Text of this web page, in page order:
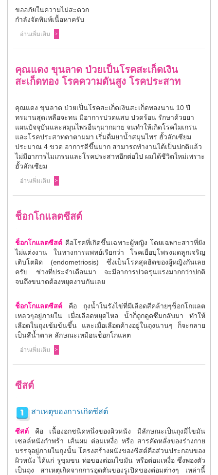
ขออภัยในความไม่สะดวก
กำลังจัดพิมพ์เนื้อหาครับ
อ่านเพิ่มเติม
คุณแดง ขุนลาด ป่วยเป็นโรคสะเก็ดเงิน
สะเก็ดทอง โรคความดันสูง โรคประสาท
คุณแดง ขุนลาด ป่วยเป็นโรคสะเก็ดเงินสะเก็ดทองนาน 10 ปี
ทรมานสุดเหลือจะทน มีอาการปวดแสบ ปวดร้อน รักษาด้วยยา
แผนปัจจุบันและสมุนไพรอื่นๆมากมาย จนทำให้เกิดโรคไมเกรน
และโรคประสาทตาตามมา เริ่มดื่มยาน้ำสมุนไพร ฮั้วลักเซียม
ประมาณ 4 ขวด อาการดีขึ้นมาก สามารถทำงานได้เป็นปกติแล้ว
ไม่มีอาการไมเกรนและโรคประสาทอีกต่อไป ผมได้ชีวิตใหม่เพราะ
ฮั้วลักเซียม
อ่านเพิ่มเติม
ช็อกโกแลตซีสต์
ช็อกโกแลตซีสต์ คือโรคที่เกิดขึ้นเฉพาะผู้หญิง โดยเฉพาะสาวที่ยัง
ไม่แต่งงาน ในทางการแพทย์เรียกว่า โรคเยื่อบุโพรงมดลูกเจริญ
เติบโตผิด (endometriosis) ซึ่งเป็นโรคสุดฮิตของผู้หญิงกันเลย
ครับ ช่วงที่ประจำเดือนมา จะมีอาการปวดรุนแรงมากกว่าปกติ
จนถึงขนาดต้องหยุดงานกันเลย
ช็อกโกแลตซีสต์ คือ ถุงน้ำในรังไข่ที่มีเลือดสีคล้ายๆช็อกโกแลต
เหลวๆอยู่ภายใน เมื่อเลือดหยุดไหล น้ำก็ถูกดูดซึมกลับมา ทำให้
เลือดในถุงเข้มข้นขึ้น และเมื่อเลือดค้างอยู่ในถุงนานๆ ก็จะกลาย
เป็นสีน้ำตาล ลักษณะเหมือนช็อกโกแลต
อ่านเพิ่มเติม
ซีสต์
สาเหตุของการเกิดซีสต์
ซีสต์ คือ เนื้องอกชนิดหนึ่งของผิวหนัง มีลักษณะเป็นถุงมีไขมัน
เซลล์หนังกำพร้า เส้นผม ต่อมเหงื่อ หรือ สารคัดหลั่งของร่างกาย
บรรจุอยู่ภายในถุงนั้น โครงสร้างผนังของซีสต์คือส่วนประกอบของ
ผิวหนัง ได้แก่ รูขุมขน ท่อของต่อมไขมัน หรือต่อมเหงื่อ ซึ่งพองตัว
เป็นถุง สาเหตุเกิดจากการอุดตันของรูเปิดของต่อมต่างๆ เหล่านี้